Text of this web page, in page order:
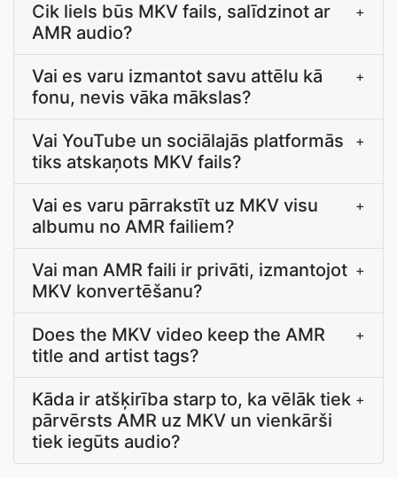
Cik liels būs MKV fails, salīdzinot ar
AMR audio?
+
Vai es varu izmantot savu attēlu kā
fonu, nevis vāka mākslas?
+
Vai YouTube un sociālajās platformās
tiks atskaņots MKV fails?
+
Vai es varu pārrakstīt uz MKV visu
albumu no AMR failiem?
+
Vai man AMR faili ir privāti, izmantojot
MKV konvertēšanu?
+
Does the MKV video keep the AMR
title and artist tags?
+
Kāda ir atšķirība starp to, ka vēlāk tiek
pārvērsts AMR uz MKV un vienkārši
tiek iegūts audio?
+